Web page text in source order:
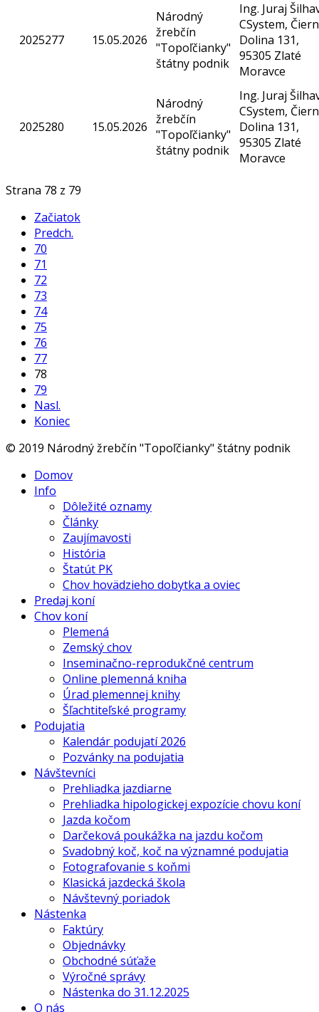
2025277 15.05.2026
Národný
žrebčín
"Topoľčianky"
štátny podnik
Ing. Juraj
CSystem,
Dolina 131,
95305 Zlaté
Moravce
2025280 15.05.2026
Národný
žrebčín
"Topoľčianky"
štátny podnik
Ing. Juraj
CSystem,
Dolina 131,
95305 Zlaté
Moravce
Strana 78 z 79
Začiatok
Predch.
70
71
72
73
74
75
76
77
78
79
Nasl.
Koniec
© 2019 Národný žrebčín "Topoľčianky" štátny podnik
Domov
Info
Dôležité oznamy
Články
Zaujímavosti
História
Štatút PK
Chov hovädzieho dobytka a oviec
Predaj koní
Chov koní
Plemená
Zemský chov
Inseminačno-reprodukčné centrum
Online plemenná kniha
Úrad plemennej knihy
Šľachtiteľské programy
Podujatia
Kalendár podujatí 2026
Pozvánky na podujatia
Návštevníci
Prehliadka jazdiarne
Prehliadka hipologickej expozície chovu koní
Jazda kočom
Darčeková poukážka na jazdu kočom
Svadobný koč, koč na významné podujatia
Fotografovanie s koňmi
Klasická jazdecká škola
Návštevný poriadok
Nástenka
Faktúry
Objednávky
Obchodné súťaže
Výročné správy
Nástenka do 31.12.2025
O nás